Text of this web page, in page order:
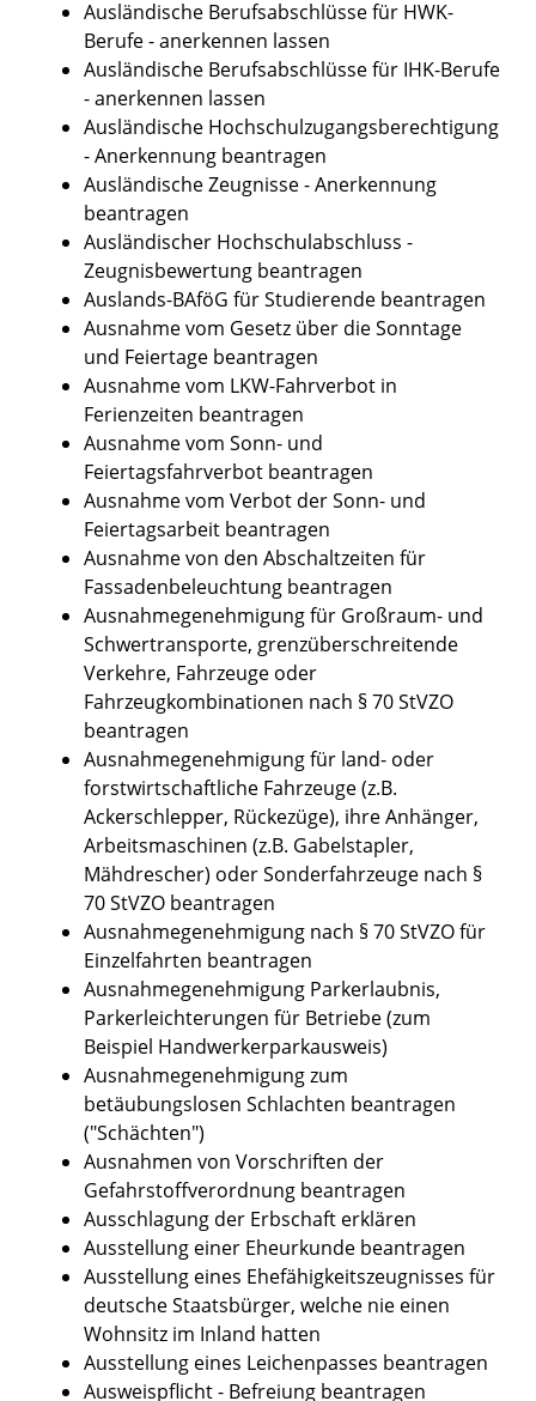
Ausländische Berufsabschlüsse für HWK-
Berufe - anerkennen lassen
Ausländische Berufsabschlüsse für IHK-Berufe
- anerkennen lassen
Ausländische Hochschulzugangsberechtigung
- Anerkennung beantragen
Ausländische Zeugnisse - Anerkennung
beantragen
Ausländischer Hochschulabschluss -
Zeugnisbewertung beantragen
Auslands-BAföG für Studierende beantragen
Ausnahme vom Gesetz über die Sonntage
und Feiertage beantragen
Ausnahme vom LKW-Fahrverbot in
Ferienzeiten beantragen
Ausnahme vom Sonn- und
Feiertagsfahrverbot beantragen
Ausnahme vom Verbot der Sonn- und
Feiertagsarbeit beantragen
Ausnahme von den Abschaltzeiten für
Fassadenbeleuchtung beantragen
Ausnahmegenehmigung für Großraum- und
Schwertransporte, grenzüberschreitende
Verkehre, Fahrzeuge oder
Fahrzeugkombinationen nach § 70 StVZO
beantragen
Ausnahmegenehmigung für land- oder
forstwirtschaftliche Fahrzeuge (z.B.
Ackerschlepper, Rückezüge), ihre Anhänger,
Arbeitsmaschinen (z.B. Gabelstapler,
Mähdrescher) oder Sonderfahrzeuge nach §
70 StVZO beantragen
Ausnahmegenehmigung nach § 70 StVZO für
Einzelfahrten beantragen
Ausnahmegenehmigung Parkerlaubnis,
Parkerleichterungen für Betriebe (zum
Beispiel Handwerkerparkausweis)
Ausnahmegenehmigung zum
betäubungslosen Schlachten beantragen
("Schächten")
Ausnahmen von Vorschriften der
Gefahrstoffverordnung beantragen
Ausschlagung der Erbschaft erklären
Ausstellung einer Eheurkunde beantragen
Ausstellung eines Ehefähigkeitszeugnisses für
deutsche Staatsbürger, welche nie einen
Wohnsitz im Inland hatten
Ausstellung eines Leichenpasses beantragen
Ausweispflicht - Befreiung beantragen